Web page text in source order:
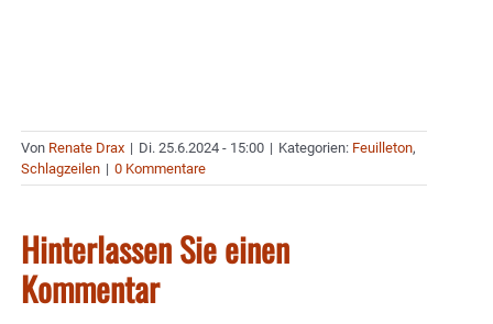
Von Renate Drax | Di. 25.6.2024 - 15:00 | Kategorien: Feuilleton,
Schlagzeilen | 0 Kommentare
Hinterlassen Sie einen
Kommentar